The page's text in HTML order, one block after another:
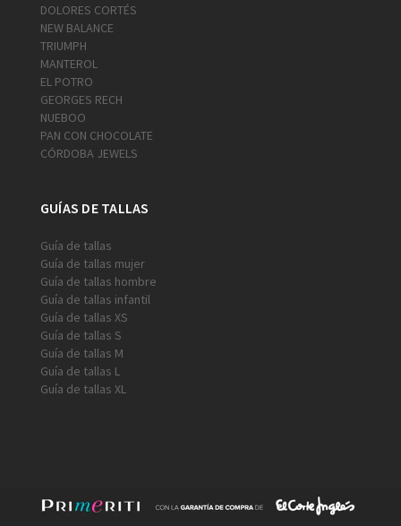
DOLORES CORTÉS
NEW BALANCE
TRIUMPH
MANTEROL
EL POTRO
GEORGES RECH
NUEBOO
PAN CON CHOCOLATE
CÓRDOBA JEWELS
GUÍAS DE TALLAS
Guía de tallas
Guía de tallas mujer
Guía de tallas hombre
Guía de tallas infantil
Guía de tallas XS
Guía de tallas S
Guía de tallas M
Guía de tallas L
Guía de tallas XL